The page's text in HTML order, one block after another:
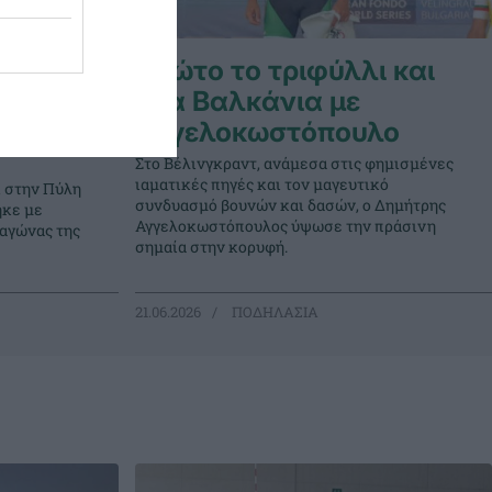
στην Πύλη
με
της
Πρώτο το τριφύλλι και
στα Βαλκάνια με
Αγγελοκωστόπουλο
Στο Βέλινγκραντ, ανάμεσα στις φημισμένες
ιαματικές πηγές και τον μαγευτικό
συνδυασμό βουνών και δασών, ο Δημήτρης
Αγγελοκωστόπουλος ύψωσε την πράσινη
σημαία στην κορυφή.
21.06.2026 ΠΟΔΗΛΑΣΙΑ